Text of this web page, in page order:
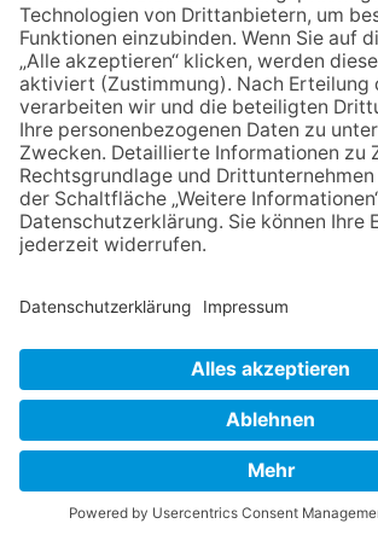
Telefon: 06174 - 938566
Fax: 06174 - 938550
E-Mail: caruso@hochtaunus.de
E
N
NACH OBEN
Impressum Datenschutz Netiquette FAQ AGB
Copyright Taunus Nachrichten 2009 bis 2026
Powered bynative:media